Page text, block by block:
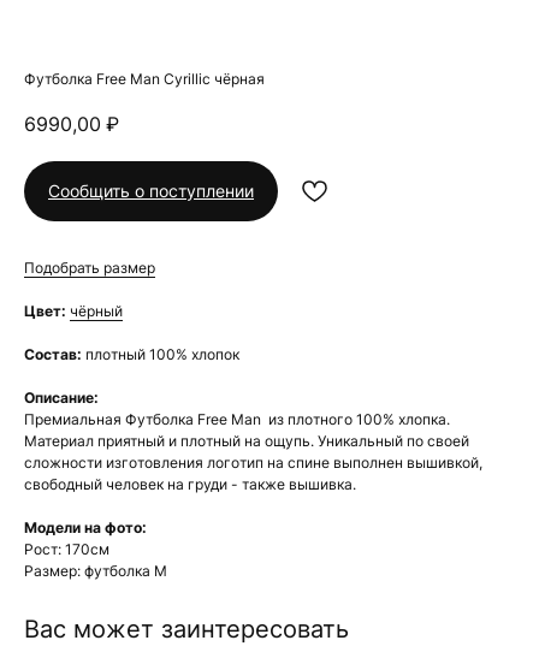
Футболка Free Man Cyrillic чёрная
6990,00 ₽
Сообщить о поступлении
Подобрать размер
Цвет: чёрный
Состав: плотный 100% хлопок
Описание:
Премиальная Футболка Free Man из плотного 100% хлопка.
Материал приятный и плотный на ощупь. Уникальный по своей
сложности изготовления логотип на спине выполнен вышивкой,
свободный человек на груди - также вышивка.
Модели на фото:
Рост: 170см
Размер: футболка М
Вас может заинтересовать